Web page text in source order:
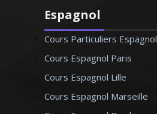
Espagnol
Cours Particuliers Espagnol
Cours Espagnol Paris
Cours Espagnol Lille
Cours Espagnol Marseille